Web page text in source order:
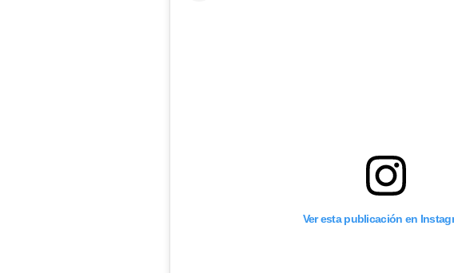
Ver esta publicación en